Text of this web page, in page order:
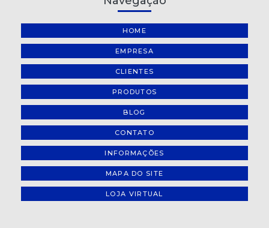
HOME
EMPRESA
CLIENTES
PRODUTOS
BLOG
CONTATO
INFORMAÇÕES
MAPA DO SITE
LOJA VIRTUAL